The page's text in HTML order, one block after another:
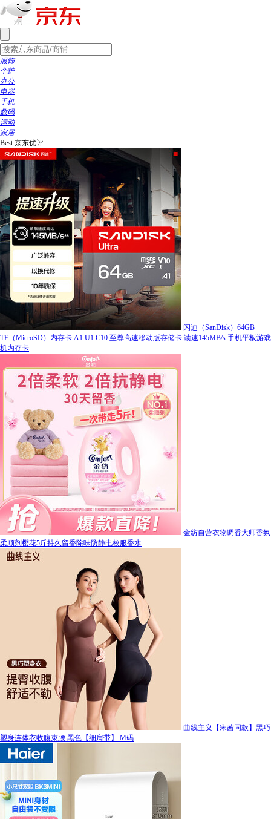
服饰
个护
办公
电器
手机
数码
运动
家居
Best 京东优评
闪迪（SanDisk）64GB
TF（MicroSD）内存卡 A1 U1 C10 至尊高速移动版存储卡 读速145MB/s 手机平板游戏
机内存卡
金纺自营衣物调香大师香氛
柔顺剂樱花5斤持久留香除味防静电校服香水
曲线主义【宋茜同款】黑巧
塑身连体衣收腹束腰 黑色【细肩带】 M码